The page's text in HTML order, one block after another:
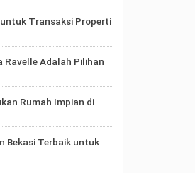
Transaksi Properti
Ravelle Adalah Pilihan
Rumah Impian di
Bekasi Terbaik untuk